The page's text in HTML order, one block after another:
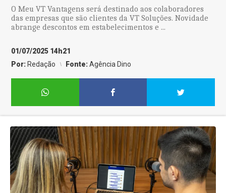
O Meu VT Vantagens será destinado aos colaboradores
das empresas que são clientes da VT Soluções. Novidade
abrange descontos em estabelecimentos e ...
01/07/2025 14h21
Por: Redação Fonte:Agência Dino